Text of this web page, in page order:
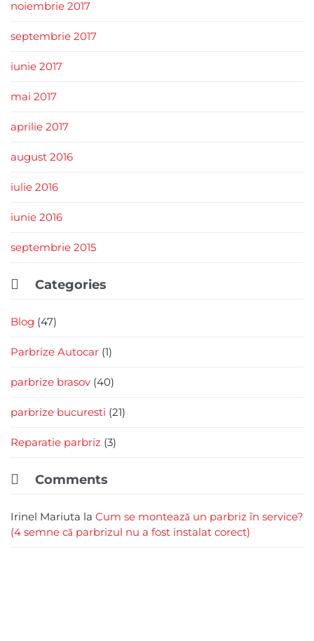
noiembrie 2017
septembrie 2017
iunie 2017
mai 2017
aprilie 2017
august 2016
iulie 2016
iunie 2016
septembrie 2015
 Categories
Blog (47)
Parbrize Autocar (1)
parbrize brasov (40)
parbrize bucuresti (21)
Reparatie parbriz (3)
 Comments
Irinel Mariuta la Cum se montează un parbriz în service?
(4 semne că parbrizul nu a fost instalat corect)